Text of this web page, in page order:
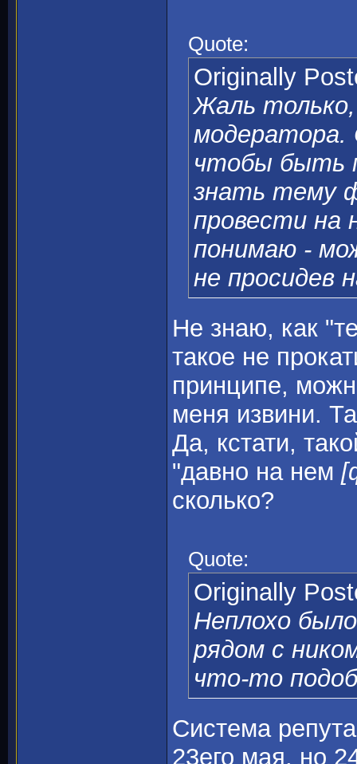
Quote:
Originally
Жаль
чтобы быть
знать тему
провести на
понимаю -
не просидев
Не знаю, как
такое не
принципе,
меня извини.
Да, кстати,
"давно на нем
сколько?
Quote:
Originally
Неплохо
рядом с
что-то
Система
23его мая, но